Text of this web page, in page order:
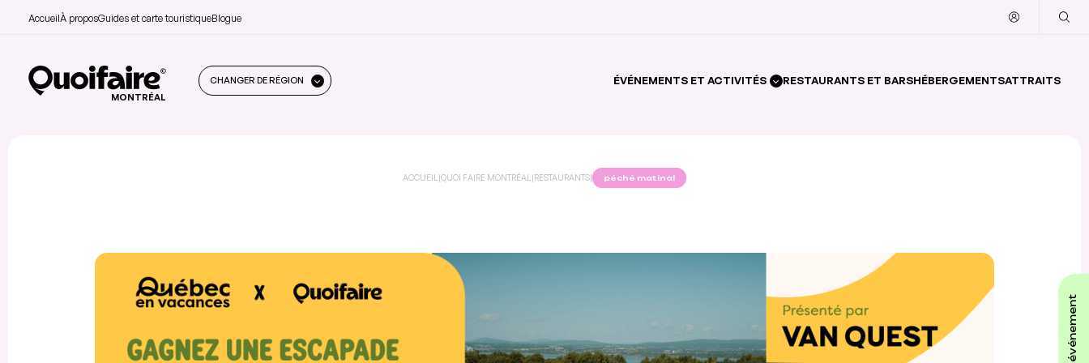
AccueilÀ proposGuides et carte touristiqueBlogue
MONTRÉAL
CHANGER DE RÉGION ÉVÉNEMENTS ET ACTIVITÉS RESTAURANTS ET BARSHÉBERGEMENTSATTRAITS
ACCUEIL |QUOI FAIRE MONTRÉAL |RESTAURANTS| péché matinal